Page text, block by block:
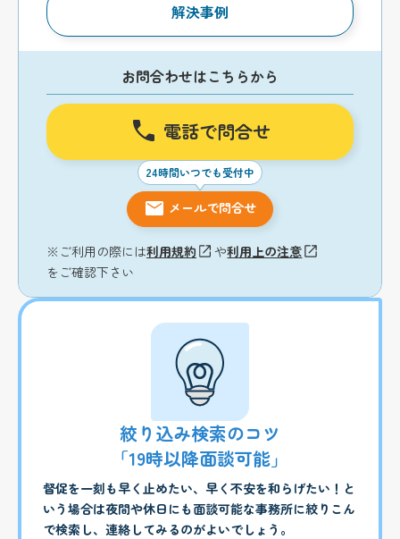
解決事例
お問合わせはこちらから
電話で問合せ
24時間いつでも受付中
メールで問合せ
※ご利用の際には利用規約 や利用上の注意
をご確認下さい
絞り込み検索のコツ
「19時以降面談可能」
督促を一刻も早く止めたい、早く不安を和らげたい！と
いう場合は夜間や休日にも面談可能な事務所に絞りこん
で検索し、連絡してみるのがよいでしょう。